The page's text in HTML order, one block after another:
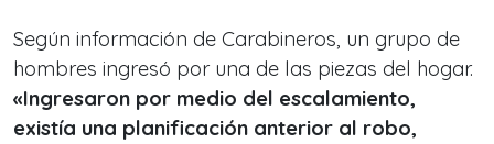
Según información de Carabineros, un grupo de
hombres ingresó por una de las piezas del hogar.
«Ingresaron por medio del escalamiento,
existía una planificación anterior al robo,